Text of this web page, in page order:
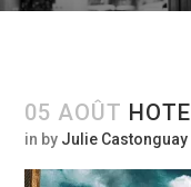
05 AOÛT
in by Julie Castonguay